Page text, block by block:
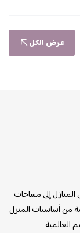
عرض الكل
إلى مساحات
من أساسيات المنزل
العالمية